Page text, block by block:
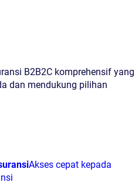
B2B2C komprehensif yang
dan mendukung pilihan
Akses cepat kepada